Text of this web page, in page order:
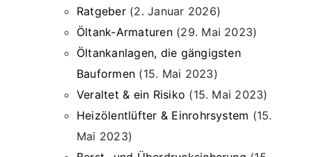
Ratgeber (2. Januar 2026)
Öltank-Armaturen (29. Mai 2023)
Öltankanlagen, die gängigsten
Bauformen (15. Mai 2023)
Veraltet & ein Risiko (15. Mai 2023)
Heizölentlüfter & Einrohrsystem (15.
Mai 2023)